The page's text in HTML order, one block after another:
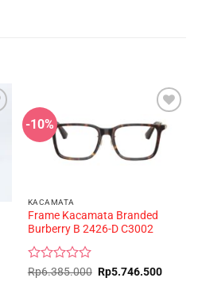
-10%
KACAMATA
Frame Kacamata Branded
Burberry B 2426-D C3002
Rated
Rp6.385.000 Original
price
Rp5.746.500Current